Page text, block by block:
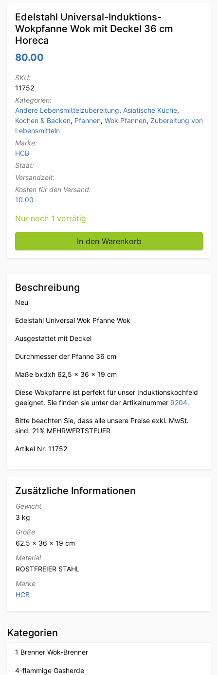
Edelstahl Universal-Induktions-
Wokpfanne Wok mit Deckel 36 cm
Horeca
80.00
SKU:
11752
Kategorien:
Andere Lebensmittelzubereitung, Asiatische Küche,
Kochen & Backen, Pfannen, Wok Pfannen, Zubereitung von
Lebensmitteln
Marke:
HCB
Staat:
Versandzeit:
Kosten für den Versand:
10.00
Nur noch 1 vorrätig
Edelstahl Universal-Induktions-Wokpfanne Wok mit
In den Warenkorb
Beschreibung
Neu
Edelstahl Universal Wok Pfanne Wok
Ausgestattet mit Deckel
Durchmesser der Pfanne 36 cm
Maße bxdxh 62,5 x 36 x 19 cm
Diese Wokpfanne ist perfekt für unser Induktionskochfeld
geeignet. Sie finden sie unter der Artikelnummer 9204.
Bitte beachten Sie, dass alle unsere Preise exkl. MwSt.
sind. 21% MEHRWERTSTEUER
Artikel Nr. 11752
Zusätzliche Informationen
Gewicht
3 kg
Größe
62.5 × 36 × 19 cm
Material
ROSTFREIER STAHL
Marke
HCB
Kategorien
1 Brenner Wok-Brenner
4-flammige Gasherde